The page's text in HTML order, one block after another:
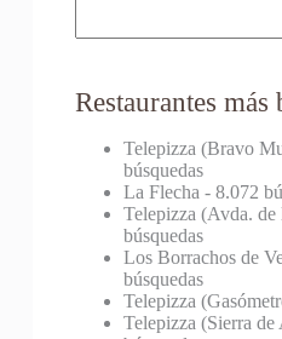
Restaurantes más
Telepizza (Bravo
búsquedas
La Flecha - 8.072
Telepizza (Avda. de
búsquedas
Los Borrachos de
búsquedas
Telepizza
Telepizza (Sierra